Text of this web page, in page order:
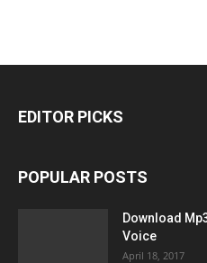
EDITOR PICKS
POPULAR POSTS
Download
Voice
April 18, 2017